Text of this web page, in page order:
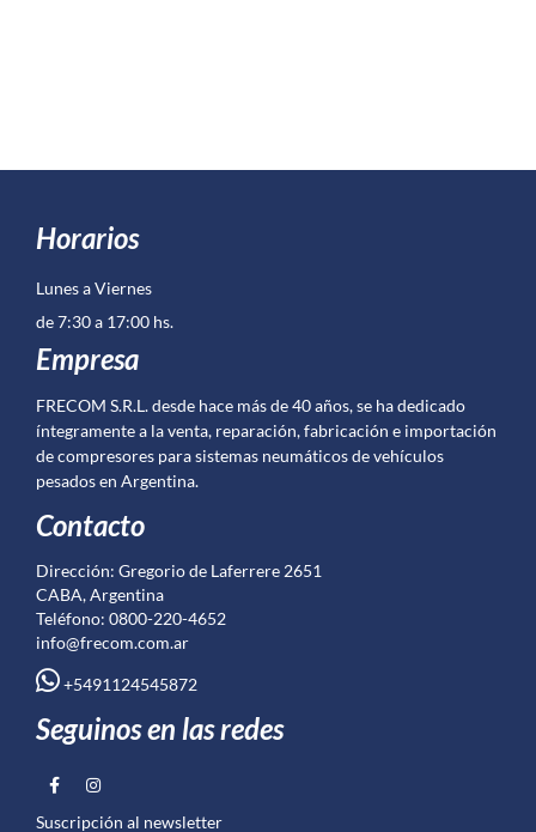
Horarios
Lunes a Viernes
de 7:30 a 17:00 hs.
Empresa
FRECOM S.R.L. desde hace más de 40 años, se ha dedicado
íntegramente a la venta, reparación, fabricación e importación
de compresores para sistemas neumáticos de vehículos
pesados en Argentina.
Contacto
Dirección: Gregorio de Laferrere 2651
CABA, Argentina
Teléfono: 0800-220-4652
info@frecom.com.ar
+5491124545872
Seguinos en las redes
Suscripción al newsletter